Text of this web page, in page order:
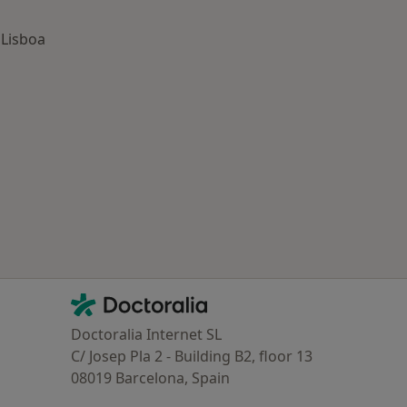
Contacto
Doctoralia - Homepage
Doctoralia Internet SL
C/ Josep Pla 2 - Building B2, floor 13
08019 Barcelona, Spain